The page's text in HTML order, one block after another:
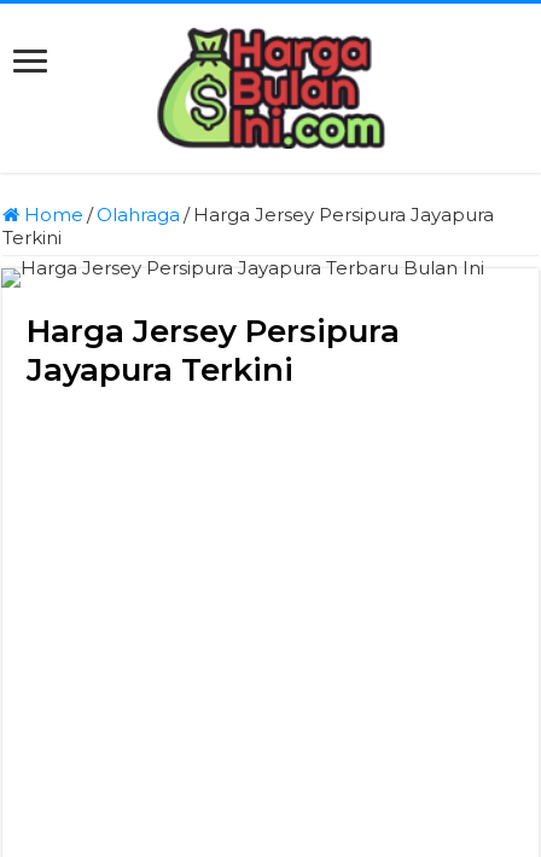
Home /Olahraga /Harga Jersey Persipura Jayapura
Terkini
Harga Jersey Persipura
Jayapura Terkini